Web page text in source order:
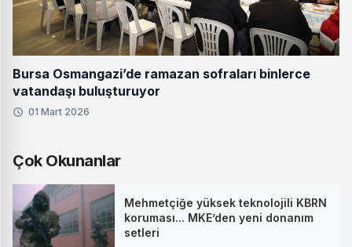
Bursa Osmangazi’de ramazan sofraları binlerce
vatandaşı buluşturuyor
01 Mart 2026
Çok Okunanlar
Mehmetçiğe yüksek teknolojili KBRN
koruması... MKE’den yeni donanım
setleri